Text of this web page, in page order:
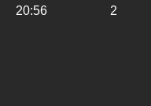
20:56 2